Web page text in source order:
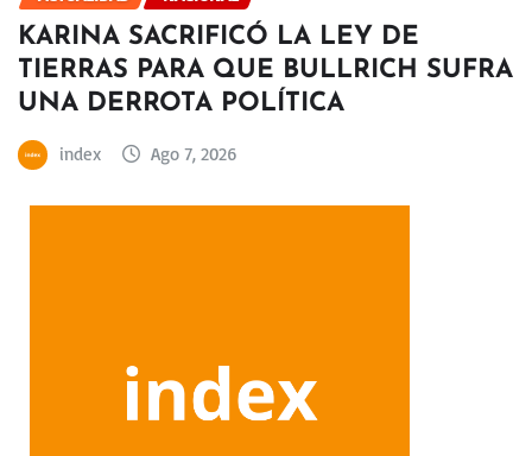
KARINA SACRIFICÓ LA LEY DE
TIERRAS PARA QUE BULLRICH SUFRA
UNA DERROTA POLÍTICA
index Ago 7, 2026